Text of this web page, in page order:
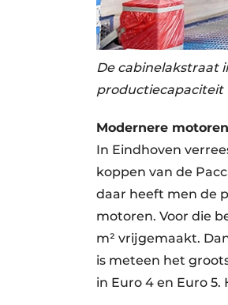
De cabinelakstraat
productiecapaciteit
Modernere
In Eindhoven
koppen van de
daar heeft men de
motoren. Voor die
m² vrijgemaakt.
is meteen het
in Euro 4 en Euro